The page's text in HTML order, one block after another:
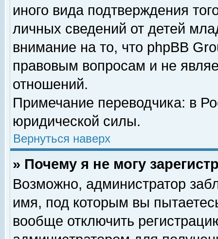
иного вида подтверждения
личных сведений от детей
внимание на то, что phpBB
правовым вопросам и не
отношений.
Примечание переводчика: в
юридической силы.
Вернуться наверх
» Почему я не могу
Возможно, администратор
имя, под которым вы
вообще отключить